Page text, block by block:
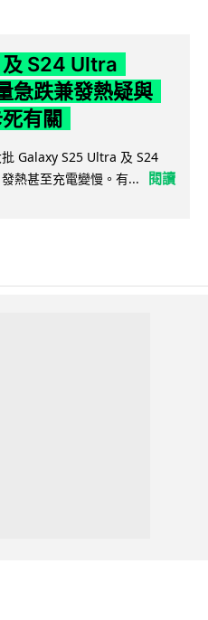
S24 Ultra
急跌兼發熱疑與
有關
Galaxy S25 Ultra 及 S24
熱甚至充電變慢。有...
閱讀